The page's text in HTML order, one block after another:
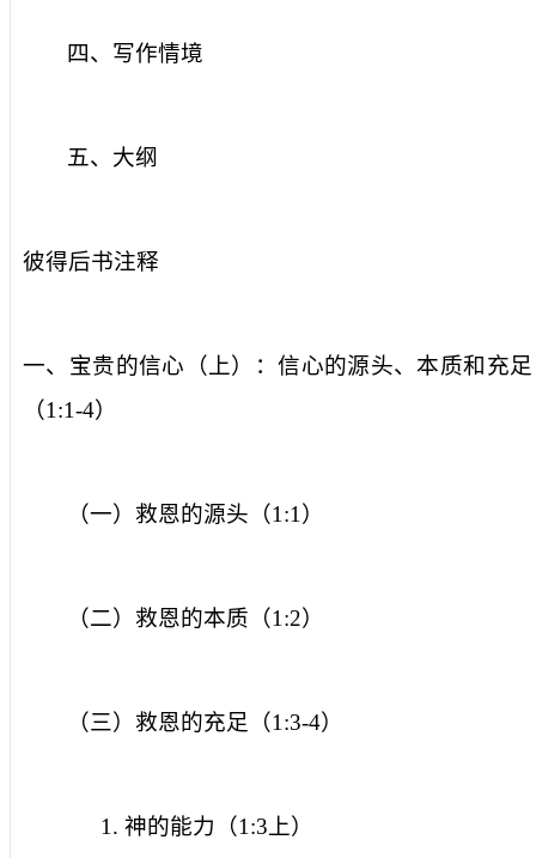
四、写作情境
五、大纲
彼得后书注释
一、宝贵的信心（上）：信心的源头、本质和充足
（1:1-4）
（一）救恩的源头（1:1 ）
（二）救恩的本质（1:2）
（三）救恩的充足（1:3-4）
1.神的能力（1:3 上）